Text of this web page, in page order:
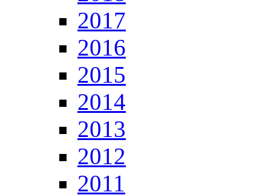
2017
2016
2015
2014
2013
2012
2011